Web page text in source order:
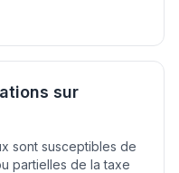
sur
sont susceptibles de
partielles de la taxe